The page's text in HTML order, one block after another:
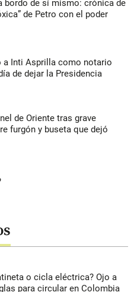
bordo de sí mismo: crónica de
de Petro con el poder
a Inti Asprilla como notario
de dejar la Presidencia
de Oriente tras grave
furgón y buseta que dejó
o cicla eléctrica? Ojo a
para circular en Colombia